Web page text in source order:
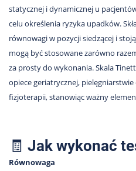
statycznej i dynamicznej u
celu określenia ryzyka upadków.
równowagi w pozycji siedzącej i
mogą być stosowane zarówno
za prosty do wykonania. Skala
opiece geriatrycznej,
fizjoterapii, stanowiąc ważny
🧾 Jak wykonać
Równowaga